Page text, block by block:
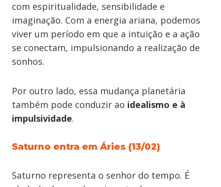
com espiritualidade, sensibilidade e
imaginação. Com a energia ariana, podemos
viver um período em que a intuição e a ação
se conectam, impulsionando a realização de
sonhos.
Por outro lado, essa mudança planetária
também pode conduzir ao idealismo e à
impulsividade.
Saturno entra em Áries (13/02)
Saturno representa o senhor do tempo. É